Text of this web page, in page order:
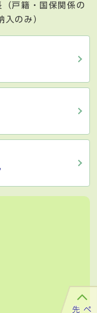
戸籍・国保関係の
入のみ）